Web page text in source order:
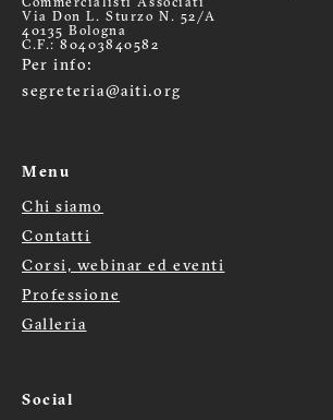
Commercialisti Associati
Via Don L. Sturzo N. 52/A
40135 Bologna
C.F.: 80403840582
Per info:
segreteria@aiti.org
Menu
Menù
footer
Chi siamo
Contatti
Corsi, webinar ed eventi
Professione
Galleria
Social